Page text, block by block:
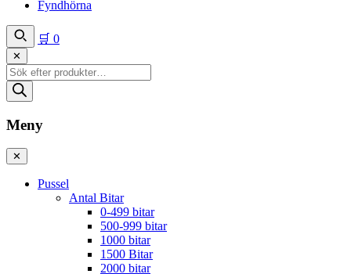
Fyndhörna
🛒 0
✕
Produktsökning
Meny
✕
Pussel
Antal Bitar
0-499 bitar
500-999 bitar
1000 bitar
1500 Bitar
2000 bitar